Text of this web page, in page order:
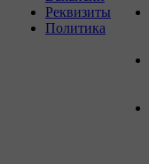
Реквизиты
Политика